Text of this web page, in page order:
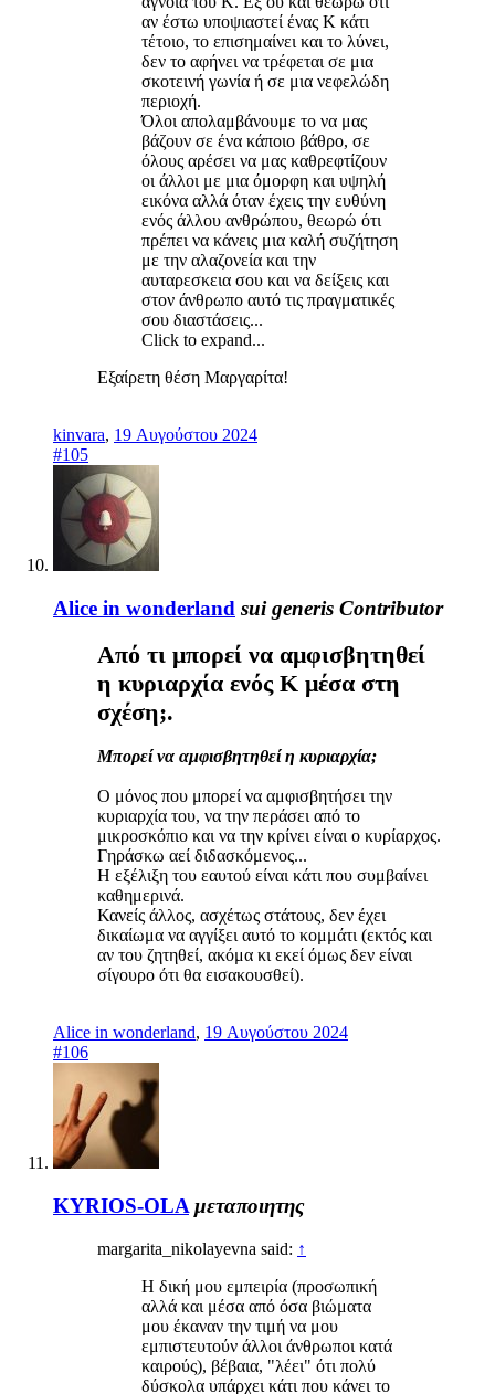
αν έστω υποψιαστεί ένας Κ κάτι
τέτοιο, το επισημαίνει και το λύνει,
δεν το αφήνει να τρέφεται σε μια
σκοτεινή γωνία ή σε μια νεφελώδη
περιοχή.
Όλοι απολαμβάνουμε το να μας
βάζουν σε ένα κάποιο βάθρο, σε
όλους αρέσει να μας καθρεφτίζουν
οι άλλοι με μια όμορφη και υψηλή
εικόνα αλλά όταν έχεις την ευθύνη
ενός άλλου ανθρώπου, θεωρώ ότι
πρέπει να κάνεις μια καλή συζήτηση
με την αλαζονεία και την
αυταρεσκεια σου και να δείξεις και
στον άνθρωπο αυτό τις πραγματικές
σου διαστάσεις...
Click to expand...
Eξαίρετη θέση Μαργαρίτα!
kinvara, 19 Αυγούστου 2024
#105
Alice in wonderland sui generis Contributor
Από τι μπορεί να αμφισβητηθεί
η κυριαρχία ενός Κ μέσα στη
σχέση;.
Μπορεί να αμφισβητηθεί η κυριαρχία;
Ο μόνος που μπορεί να αμφισβητήσει την
κυριαρχία του, να την περάσει από το
μικροσκόπιο και να την κρίνει είναι ο κυρίαρχος.
Γηράσκω αεί διδασκόμενος...
Η εξέλιξη του εαυτού είναι κάτι που συμβαίνει
καθημερινά.
Κανείς άλλος, ασχέτως στάτους, δεν έχει
δικαίωμα να αγγίξει αυτό το κομμάτι (εκτός και
αν του ζητηθεί, ακόμα κι εκεί όμως δεν είναι
σίγουρο ότι θα εισακουσθεί).
Alice in wonderland, 19 Αυγούστου 2024
#106
KYRIOS-OLA μεταποιητης
margarita_nikolayevna said: ↑
Η δική μου εμπειρία (προσωπική
αλλά και μέσα από όσα βιώματα
μου έκαναν την τιμή να μου
εμπιστευτούν άλλοι άνθρωποι κατά
καιρούς), βέβαια, "λέει" ότι πολύ
δύσκολα υπάρχει κάτι που κάνει το